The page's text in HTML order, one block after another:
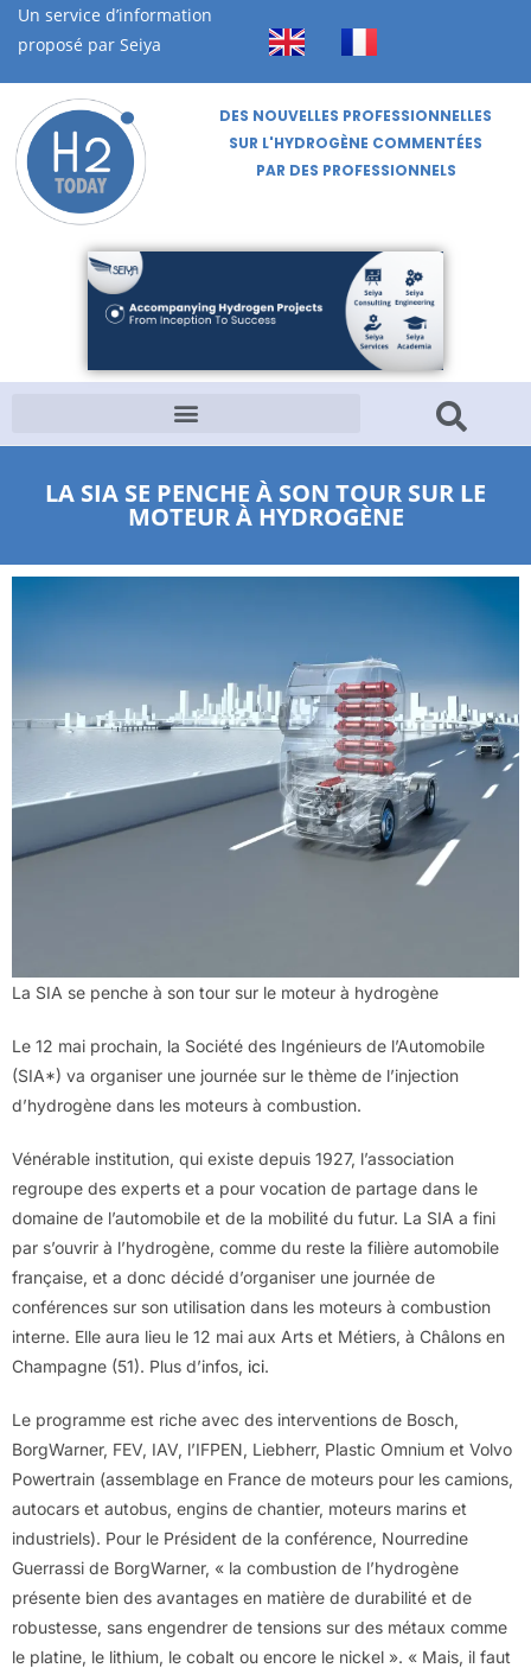
Un service d’information
proposé par Seiya
DES NOUVELLES PROFESSIONNELLES
SUR L'HYDROGÈNE COMMENTÉES
PAR DES PROFESSIONNELS
LA SIA SE PENCHE À SON TOUR SUR LE
MOTEUR À HYDROGÈNE
La SIA se penche à son tour sur le moteur à hydrogène
Le 12 mai prochain, la Société des Ingénieurs de l’Automobile
(SIA*) va organiser une journée sur le thème de l’injection
d’hydrogène dans les moteurs à combustion.
Vénérable institution, qui existe depuis 1927, l’association
regroupe des experts et a pour vocation de partage dans le
domaine de l’automobile et de la mobilité du futur. La SIA a fini
par s’ouvrir à l’hydrogène, comme du reste la filière automobile
française, et a donc décidé d’organiser une journée de
conférences sur son utilisation dans les moteurs à combustion
interne. Elle aura lieu le 12 mai aux Arts et Métiers, à Châlons en
Champagne (51). Plus d’infos, ici.
Le programme est riche avec des interventions de Bosch,
BorgWarner, FEV, IAV, l’IFPEN, Liebherr, Plastic Omnium et Volvo
Powertrain (assemblage en France de moteurs pour les camions,
autocars et autobus, engins de chantier, moteurs marins et
industriels). Pour le Président de la conférence, Nourredine
Guerrassi de BorgWarner, « la combustion de l’hydrogène
présente bien des avantages en matière de durabilité et de
robustesse, sans engendrer de tensions sur des métaux comme
le platine, le lithium, le cobalt ou encore le nickel ». « Mais, il faut